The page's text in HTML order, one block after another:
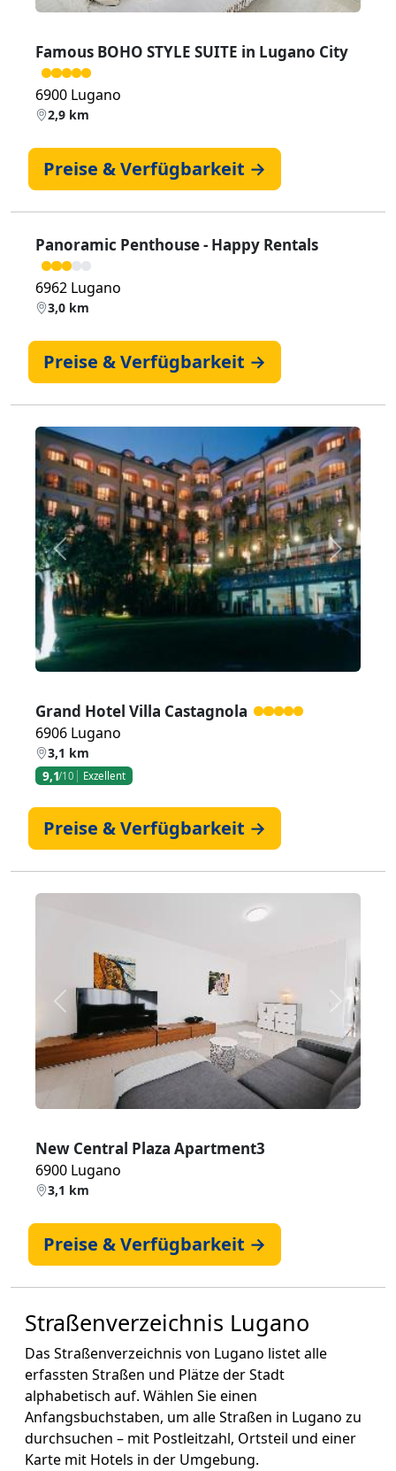
Famous BOHO STYLE SUITE in Lugano City
6900 Lugano
2,9 km
Preise & Verfügbarkeit →
Panoramic Penthouse - Happy Rentals
6962 Lugano
3,0 km
Preise & Verfügbarkeit →
Zurück Weiter
Grand Hotel Villa Castagnola
6906 Lugano
3,1 km
9,1/10 Exzellent
Preise & Verfügbarkeit →
Zurück Weiter
New Central Plaza Apartment3
6900 Lugano
3,1 km
Preise & Verfügbarkeit →
Straßenverzeichnis Lugano
Das Straßenverzeichnis von Lugano listet alle
erfassten Straßen und Plätze der Stadt
alphabetisch auf. Wählen Sie einen
Anfangsbuchstaben, um alle Straßen in Lugano zu
durchsuchen – mit Postleitzahl, Ortsteil und einer
Karte mit Hotels in der Umgebung.